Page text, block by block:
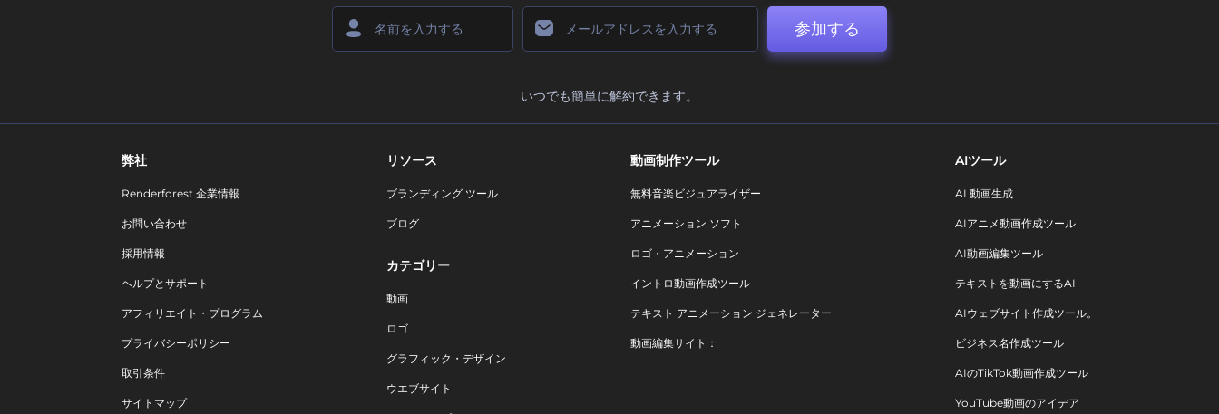
参加する
いつでも簡単に解約できます。
弊社
Renderforest 企業情報
お問い合わせ
採用情報
ヘルプとサポート
アフィリエイト・プログラム
プライバシーポリシー
取引条件
サイトマップ
リソース
ブランディング ツール
ブログ
カテゴリー
動画
ロゴ
グラフィック・デザイン
ウエブサイト
動画制作ツール
無料音楽ビジュアライザー
アニメーション ソフト
ロゴ・アニメーション
イントロ動画作成ツール
テキスト アニメーション ジェネレーター
動画編集サイト：
AIツール
AI 動画生成
AIアニメ動画作成ツール
AI動画編集ツール
テキストを動画にするAI
AIウェブサイト作成ツール。
ビジネス名作成ツール
AIのTikTok動画作成ツール
YouTube動画のアイデア